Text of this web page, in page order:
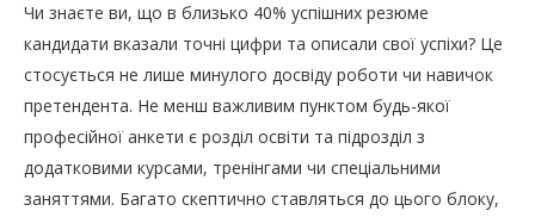
Чи знаєте ви, що в близько 40% успішних резюме
кандидати вказали точні цифри та описали свої успіхи? Це
стосується не лише минулого досвіду роботи чи навичок
претендента. Не менш важливим пунктом будь-якої
професійної анкети є розділ освіти та підрозділ з
додатковими курсами, тренінгами чи спеціальними
заняттями. Багато скептично ставляться до цього блоку,